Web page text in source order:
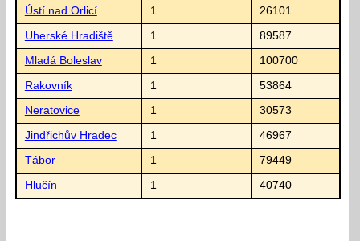
Ústí nad Orlicí 1 26101
Uherské Hradiště 1 89587
Mladá Boleslav 1 100700
Rakovník 1 53864
Neratovice 1 30573
Jindřichův Hradec 1 46967
Tábor 1 79449
Hlučín 1 40740